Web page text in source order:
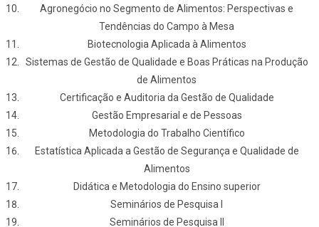
Agronegócio no Segmento de Alimentos: Perspectivas e
Tendências do Campo à Mesa
Biotecnologia Aplicada à Alimentos
Sistemas de Gestão de Qualidade e Boas Práticas na Produção
de Alimentos
Certificação e Auditoria da Gestão de Qualidade
Gestão Empresarial e de Pessoas
Metodologia do Trabalho Científico
Estatística Aplicada a Gestão de Segurança e Qualidade de
Alimentos
Didática e Metodologia do Ensino superior
Seminários de Pesquisa I
Seminários de Pesquisa II